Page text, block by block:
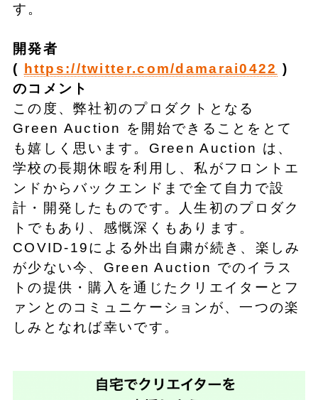
す。
開発者
( https://twitter.com/damarai0422 )
のコメント
この度、弊社初のプロダクトとなる
Green Auction を開始できることをとて
も嬉しく思います。Green Auction は、
学校の長期休暇を利用し、私がフロントエ
ンドからバックエンドまで全て自力で設
計・開発したものです。人生初のプロダク
トでもあり、感慨深くもあります。
COVID-19による外出自粛が続き、楽しみ
が少ない今、Green Auction でのイラス
トの提供・購入を通じたクリエイターとフ
ァンとのコミュニケーションが、一つの楽
しみとなれば幸いです。